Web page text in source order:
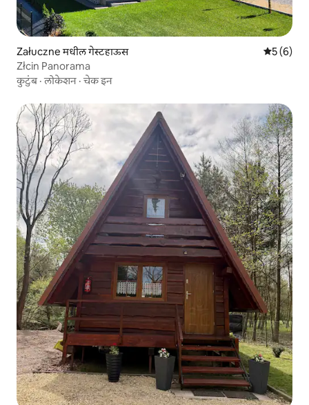
Załuczne मधील गेस्टहाऊस 5 पैकी 5
5 (6)
Złcin Panorama
कुटुंब·लोकेशन ·चेक इन